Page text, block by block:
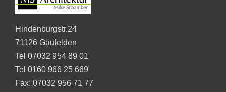
Hindenburgstr.24
71126 Gäufelden
Tel 07032 954 89 01
Tel 0160 966 25 669
Fax: 07032 956 71 77